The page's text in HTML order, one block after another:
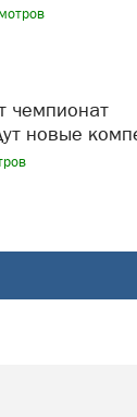
новые